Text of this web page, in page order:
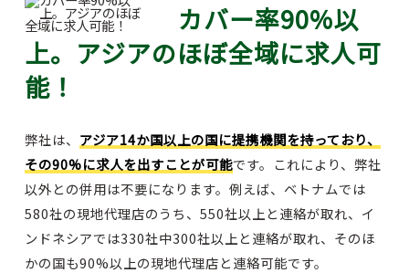
カバー率90%以
上。アジアのほぼ全域に求人可
能！
弊社は、 アジア14か国以上の国に提携機関を持っており、
その90%に求人を出すことが可能です。これにより、弊社
以外との併用は不要になります。例えば、ベトナムでは
580社の現地代理店のうち、550社以上と連絡が取れ、イ
ンドネシアでは330社中300社以上と連絡が取れ、そのほ
かの国も90%以上の現地代理店と連絡可能です。